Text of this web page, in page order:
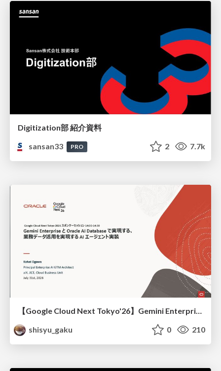
Digitization部 紹介資料
sansan33
PRO 2 7.7k
【Google Cloud Next Tokyo'26】Gemini Enterprise と Oracle AI Database で実現する、 業務データ活用を実現する AI エージェント実装
shisyu_gaku
0 210